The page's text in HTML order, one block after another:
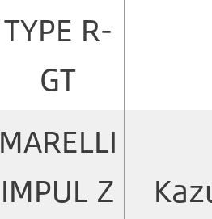
TYPE R-
GT
MARELLI
IMPUL Z